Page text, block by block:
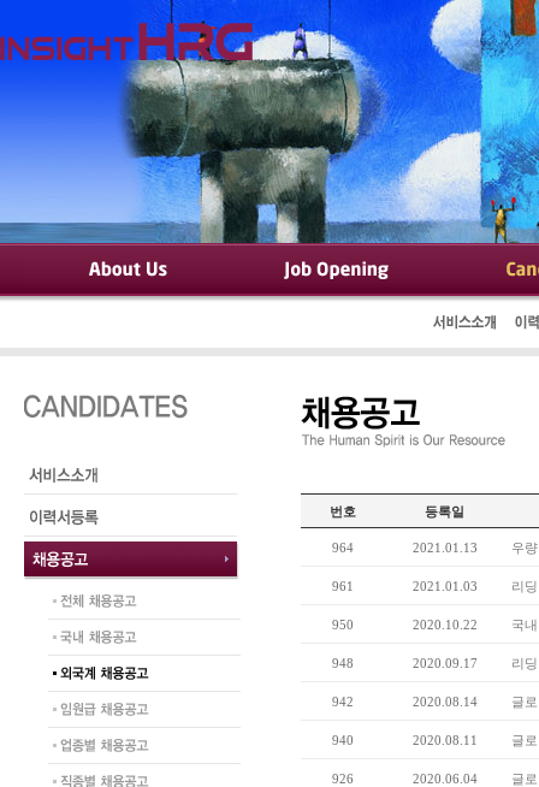
번호 등록일
964 2021.01.13 우
961 2021.01.03 리
950 2020.10.22 국
948 2020.09.17 리
942 2020.08.14 글
940 2020.08.11 글
926 2020.06.04 글